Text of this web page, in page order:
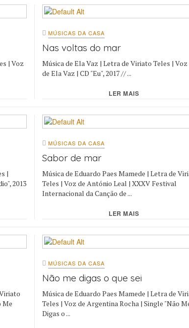
| Voz
MÚSICAS DA CASA
Nas voltas do mar
Música de Ela Vaz | Letra de Viriato Teles | Voz
de Ela Vaz | CD "Eu", 2017 // ...
LER MAIS
|
2013
MÚSICAS DA CASA
Sabor de mar
Música de Eduardo Paes Mamede | Letra de
Teles | Voz de António Leal | XXXV Festival
Internacional da Canção de ...
LER MAIS
Me
MÚSICAS DA CASA
Não me digas o que sei
Música de Eduardo Paes Mamede | Letra de
Teles | Voz de Argentina Rocha | Single "Não
Digas o ...